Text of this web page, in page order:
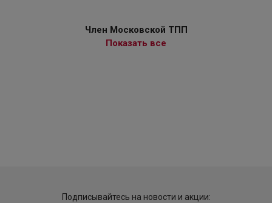
Член Московской ТПП
Показать все
Подписывайтесь на новости и акции: